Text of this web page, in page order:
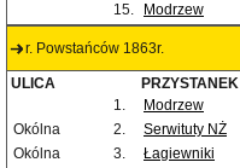
15.
Modrzew
r. Powstańców 1863r.
ULICA PRZYSTANEK
1.
Modrzew
Okólna
2.
Serwituty NŻ
Okólna
3. Łagiewniki